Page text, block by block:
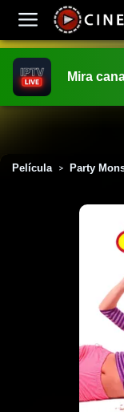
Mira
Película > Party